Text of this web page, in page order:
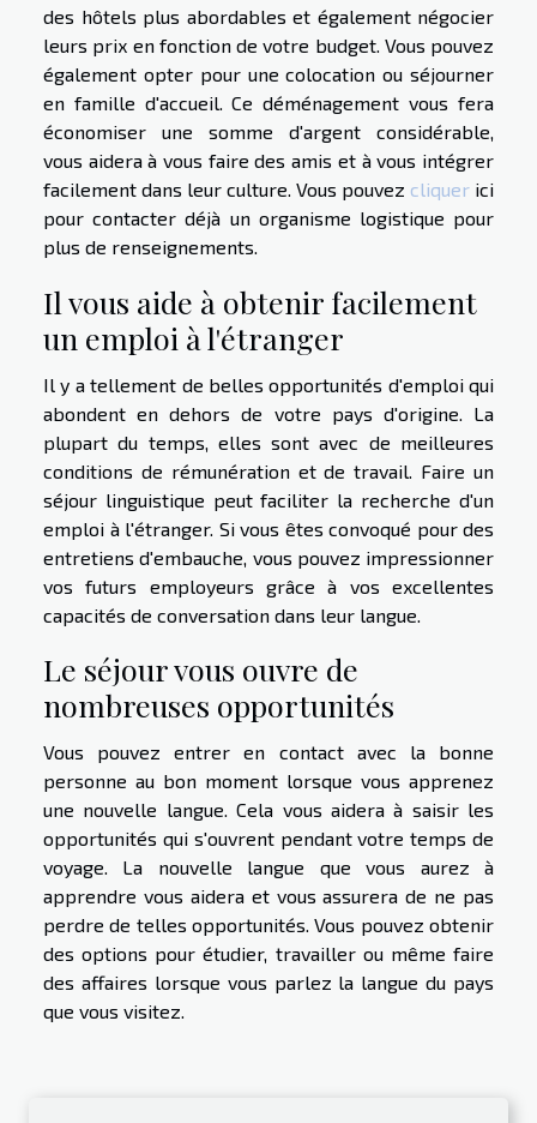
des hôtels plus abordables et également négocier
leurs prix en fonction de votre budget. Vous pouvez
également opter pour une colocation ou séjourner
en famille d'accueil. Ce déménagement vous fera
économiser une somme d'argent considérable,
vous aidera à vous faire des amis et à vous intégrer
facilement dans leur culture. Vous pouvez cliquer ici
pour contacter déjà un organisme logistique pour
plus de renseignements.
Il vous aide à obtenir facilement
un emploi à l'étranger
Il y a tellement de belles opportunités d'emploi qui
abondent en dehors de votre pays d'origine. La
plupart du temps, elles sont avec de meilleures
conditions de rémunération et de travail. Faire un
séjour linguistique peut faciliter la recherche d'un
emploi à l'étranger. Si vous êtes convoqué pour des
entretiens d'embauche, vous pouvez impressionner
vos futurs employeurs grâce à vos excellentes
capacités de conversation dans leur langue.
Le séjour vous ouvre de
nombreuses opportunités
Vous pouvez entrer en contact avec la bonne
personne au bon moment lorsque vous apprenez
une nouvelle langue. Cela vous aidera à saisir les
opportunités qui s'ouvrent pendant votre temps de
voyage. La nouvelle langue que vous aurez à
apprendre vous aidera et vous assurera de ne pas
perdre de telles opportunités. Vous pouvez obtenir
des options pour étudier, travailler ou même faire
des affaires lorsque vous parlez la langue du pays
que vous visitez.